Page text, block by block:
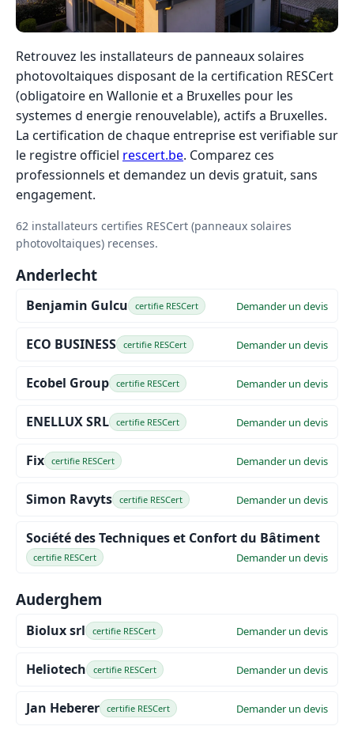
Retrouvez les installateurs de panneaux solaires
photovoltaiques disposant de la certification RESCert
(obligatoire en Wallonie et a Bruxelles pour les
systemes d energie renouvelable), actifs a Bruxelles.
La certification de chaque entreprise est verifiable sur
le registre officiel rescert.be. Comparez ces
professionnels et demandez un devis gratuit, sans
engagement.
62 installateurs certifies RESCert (panneaux solaires
photovoltaiques) recenses.
Anderlecht
Benjamin Gulcu certifie RESCert Demander un devis
ECO BUSINESS certifie RESCert Demander un devis
Ecobel Group certifie RESCert Demander un devis
ENELLUX SRL certifie RESCert Demander un devis
Fix certifie RESCert Demander un devis
Simon Ravyts certifie RESCert Demander un devis
Société des Techniques et Confort du Bâtiment
certifie RESCert Demander un devis
Auderghem
Biolux srl certifie RESCert Demander un devis
Heliotech certifie RESCert Demander un devis
Jan Heberer certifie RESCert Demander un devis